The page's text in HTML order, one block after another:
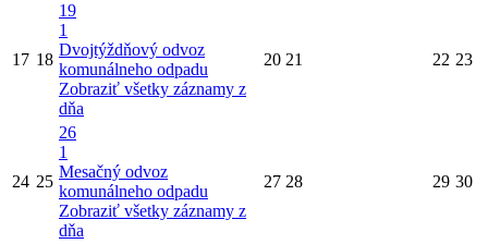
17 18
19
1
Dvojtýždňový odvoz
komunálneho odpadu
Zobraziť všetky záznamy z
dňa
20 21 22 23
24 25
26
1
Mesačný odvoz
komunálneho odpadu
Zobraziť všetky záznamy z
dňa
27 28 29 30